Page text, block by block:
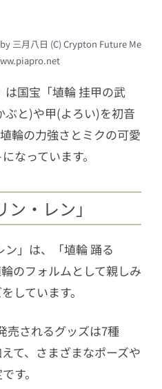
三月八日 (C) Crypton Future Me
は国宝「埴輪 挂甲の武
ぶと)や甲(よろい)を初音
輪の力強さとミクの可愛
なっています。
ン・レン」
ン」は、「埴輪 踊る
のフォルムとして親しみ
しています。
売されるグッズは7種
て、さまざまなポーズや
す。